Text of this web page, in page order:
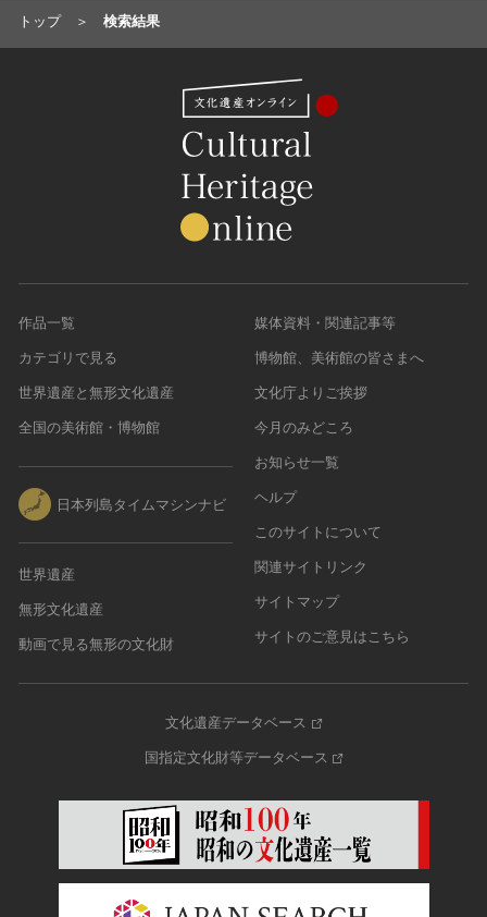
トップ 検索結果
作品一覧
カテゴリで見る
世界遺産と無形文化遺産
全国の美術館・博物館
日本列島タイムマシンナビ
世界遺産
無形文化遺産
動画で見る無形の文化財
媒体資料・関連記事等
博物館、美術館の皆さまへ
文化庁よりご挨拶
今月のみどころ
お知らせ一覧
ヘルプ
このサイトについて
関連サイトリンク
サイトマップ
サイトのご意見はこちら
文化遺産データベース
国指定文化財等データベース